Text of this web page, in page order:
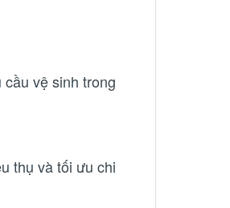
vệ sinh trong
thụ và tối ưu chi